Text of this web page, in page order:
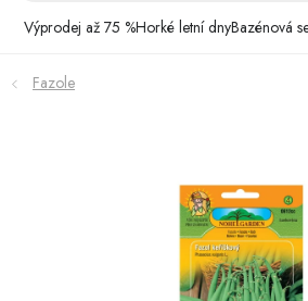
Výprodej až 75 %Horké letní dnyBazénová
Bazénová sezóna
Zahrada
Chovatelské potřeby
Fazole